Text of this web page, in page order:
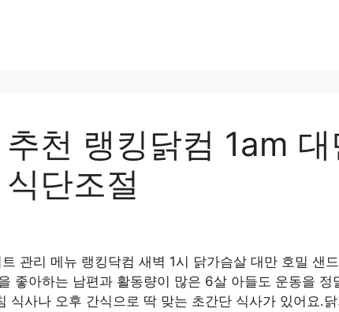
천 랭킹닭컴 1am 대
단조절
관리 메뉴 랭킹닥컴 새벽 1시 닭가슴살 대만 호밀 샌
좋아하는 남편과 활동량이 많은 6살 아들도 운동을 정
식사나 오후 간식으로 딱 맞는 초간단 식사가 있어요.